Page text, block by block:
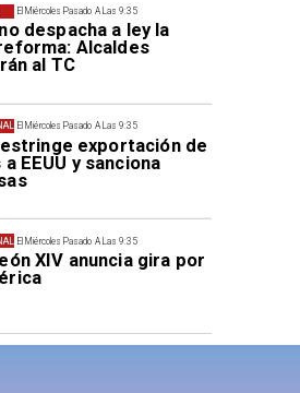
El Miércoles Pasado A Las 9:35
despacha a ley la
Alcaldes
al TC
El Miércoles Pasado A Las 9:35
exportación de
EEUU y sanciona
El Miércoles Pasado A Las 9:35
XIV anuncia gira por